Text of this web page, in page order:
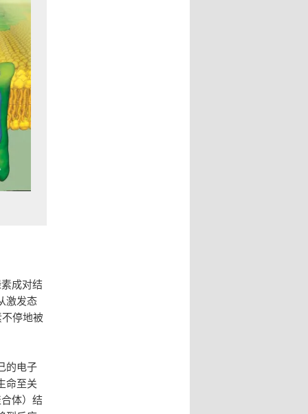
成对结
激发态
停地被
的电子
命至关
体）结